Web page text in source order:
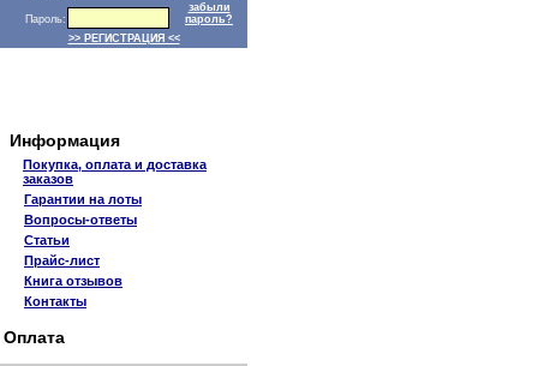
Пароль:
забыли
пароль?
>> РЕГИСТРАЦИЯ <<
Информация
Покупка, оплата и доставка
заказов
Гарантии на лоты
Вопросы-ответы
Статьи
Прайс-лист
Книга отзывов
Контакты
Оплата